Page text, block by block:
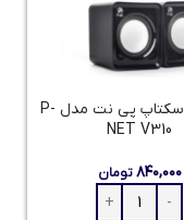
اسپیکر دسکتاپ پی نت مدل P-
NET V310
۸۴۰,۰۰۰ تومان